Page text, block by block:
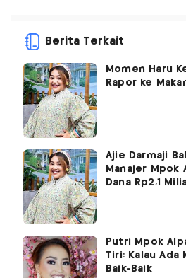
Berita Terkait
Momen Haru
Rapor ke
Ajie Darmaji
Manajer Mpok
Dana Rp2,1
Putri Mpok
Tiri: Kalau Ada
Baik-Baik